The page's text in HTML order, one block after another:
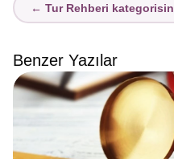
← Tur Rehberi
Benzer Yazılar